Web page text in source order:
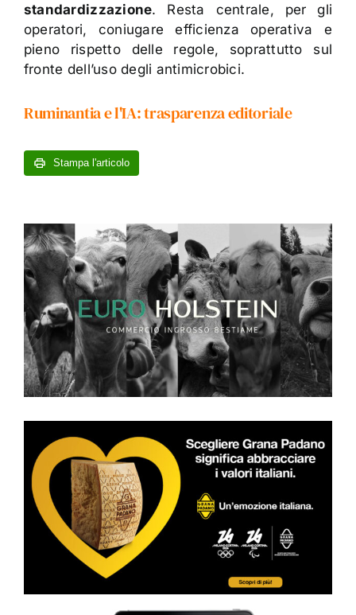
standardizzazione. Resta centrale, per gli
operatori, coniugare efficienza operativa e
pieno rispetto delle regole, soprattutto sul
fronte dell’uso degli antimicrobici.
Ruminantia e l'IA: trasparenza editoriale
Stampa l'articolo